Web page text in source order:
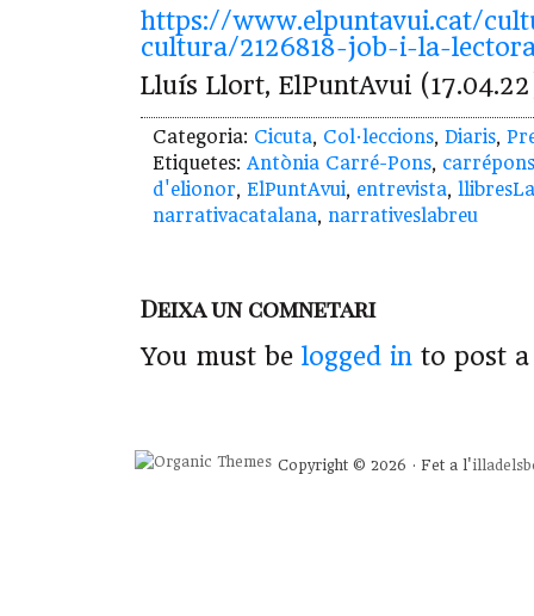
https://www.elpuntavui.cat/
cultura/2126818-job-i-la-
Lluís Llort, ElPuntAvui
Categoria: Cicuta, Col·leccions, Diaris,
Etiquetes: Antònia Carré-Pons, carrépons
d'elionor, ElPuntAvui, entrevista,
narrativacatalana, narrativeslabreu
Deixa un comnetari
You must be logged in to post
Copyright © 2026 · Fet a l'